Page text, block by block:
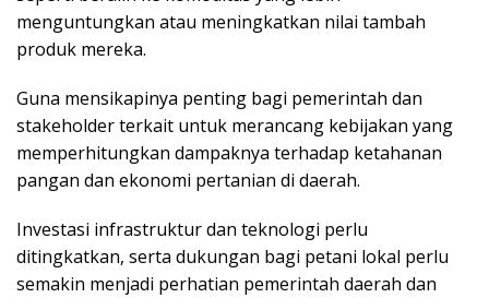
menguntungkan atau meningkatkan nilai tambah
produk mereka.
Guna mensikapinya penting bagi pemerintah dan
stakeholder terkait untuk merancang kebijakan yang
memperhitungkan dampaknya terhadap ketahanan
pangan dan ekonomi pertanian di daerah.
Investasi infrastruktur dan teknologi perlu
ditingkatkan, serta dukungan bagi petani lokal perlu
semakin menjadi perhatian pemerintah daerah dan